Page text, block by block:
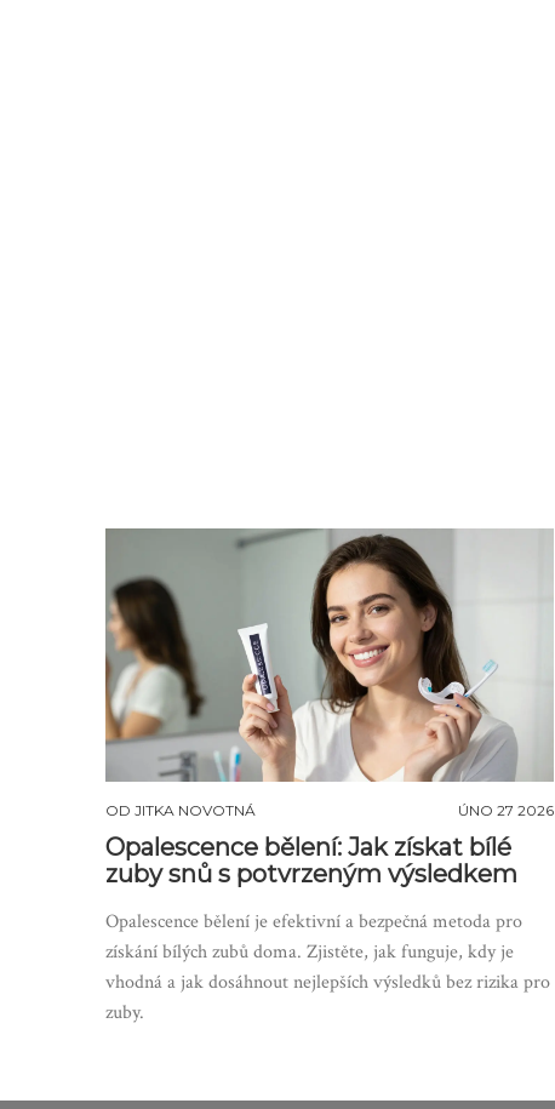
OD JITKA NOVOTNÁ ÚNO 27 2026
Opalescence bělení: Jak získat bílé
zuby snů s potvrzeným výsledkem
Opalescence bělení je efektivní a bezpečná metoda pro
získání bílých zubů doma. Zjistěte, jak funguje, kdy je
vhodná a jak dosáhnout nejlepších výsledků bez rizika pro
zuby.